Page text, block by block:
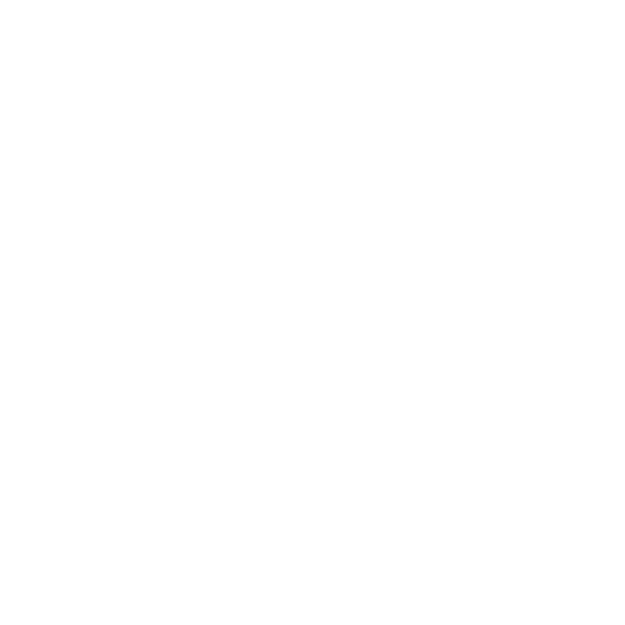
(Gecko Kids Club), obchodní centrum a prostory pro konference. Hosté mají bezplatné Wi-Fi po celém resortu, restaurace a bary s
recepce 24 hodin denně, transferové služby, služby concierge.
m², možnost manželské postele či dvou oddělených lůžek, klimatizaci, minibar, LED/TV, bezpečnostní schránku, telefon, vlastní
potřebami, balkon nebo terasa pro posezení.
má kvalitní výhledy, stejné vybavení jako Deluxe Room s možností lépe orientované terasy či balkonu s výhledem.
na zahradu nebo bazén, vybaven stejnými prvky (klimatizace, minibar, TV, Wi-Fi, bezpečnostní schránka), koupelna se sprchou a
kvalitnější vybavení, často lepší výhledy a přístup k exkluzivním částem hotelu.
jednotky – mají dvě ložnice, oddělený obývací prostor, balkon či verandu s výhledem na moře či bazén, vana i sprcha v koupelně,
včetně lagunového a dětského bazénu. Je zde pláž přímo u resortu s lehátky a slunečníky, spa centrum s masážemi, saunou a párou.
klub Gecko Kids Club a hernu, jsou organizovány animační programy a aktivity. Pro hosty je také možnost využít vodní sporty, výlety,
při snídaních, obědech a večeřích, a další restaurace-speciality podle kuchyně (mezinárodní i indonéská) nabízejí výběr z jídelníčku.